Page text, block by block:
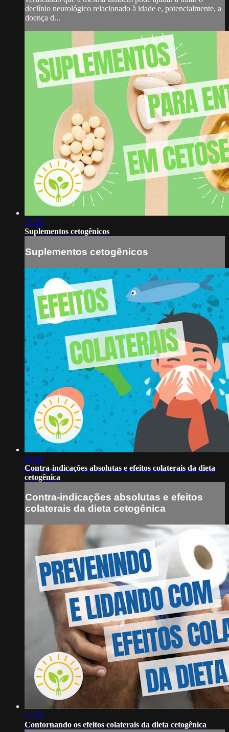
declínio neurológico relacionado à idade e, potencialmente, a
doença d...
17:59
Suplementos cetogênicos
Suplementos cetogênicos
05:58
Contra-indicações absolutas e efeitos colaterais da dieta
cetogênica
Contra-indicações absolutas e efeitos
colaterais da dieta cetogênica
21:39
Contornando os efeitos colaterais da dieta cetogênica